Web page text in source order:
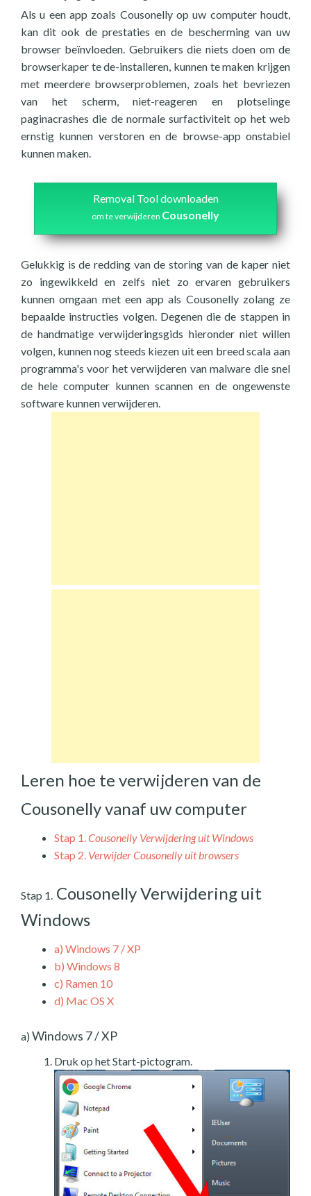
Als u een app zoals Cousonelly op uw computer houdt,
kan dit ook de prestaties en de bescherming van uw
browser beïnvloeden. Gebruikers die niets doen om de
browserkaper te de-installeren, kunnen te maken krijgen
met meerdere browserproblemen, zoals het bevriezen
van het scherm, niet-reageren en plotselinge
paginacrashes die de normale surfactiviteit op het web
ernstig kunnen verstoren en de browse-app onstabiel
kunnen maken.
Removal Tool downloaden
om te verwijderen Cousonelly
Gelukkig is de redding van de storing van de kaper niet
zo ingewikkeld en zelfs niet zo ervaren gebruikers
kunnen omgaan met een app als Cousonelly zolang ze
bepaalde instructies volgen. Degenen die de stappen in
de handmatige verwijderingsgids hieronder niet willen
volgen, kunnen nog steeds kiezen uit een breed scala aan
programma's voor het verwijderen van malware die snel
de hele computer kunnen scannen en de ongewenste
software kunnen verwijderen.
Leren hoe te verwijderen van de
Cousonelly vanaf uw computer
Stap 1.Cousonelly Verwijdering uit Windows
Stap 2. Verwijder Cousonelly uit browsers
Stap 1. Cousonelly Verwijdering uit
Windows
a) Windows 7 / XP
b) Windows 8
c) Ramen 10
d) Mac OS X
a) Windows 7 / XP
Druk op het Start-pictogram.